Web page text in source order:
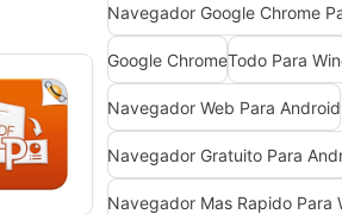
Navegador Google Chrome
Google ChromeTodo Para
Navegador Web Para Android
Navegador Gratuito Para
Navegador Mas Rapido Para